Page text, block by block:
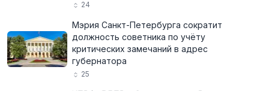
24
Мэрия Санкт-Петербурга сократит
должность советника по учёту
критических замечаний в адрес
губернатора
25